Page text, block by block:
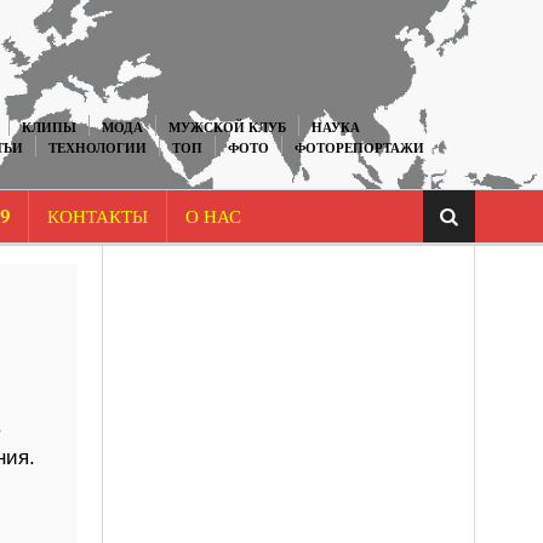
КЛИПЫ МОДА МУЖСКОЙ КЛУБ
НАУКА
ТЕХНОЛОГИИ ТОП ФОТО
ФОТОРЕПОРТАЖИ
КОНТАКТЫ О НАС